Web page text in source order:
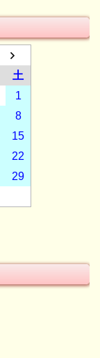
土
1
8
15
22
29